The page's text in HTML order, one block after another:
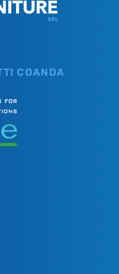
COANDA